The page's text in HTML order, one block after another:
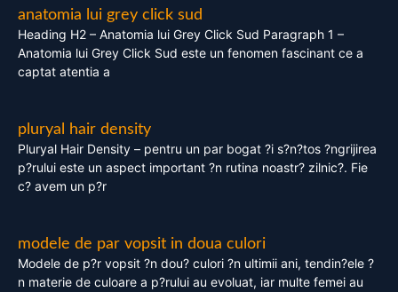
anatomia lui grey click sud
Heading H2 – Anatomia lui Grey Click Sud Paragraph 1 –
Anatomia lui Grey Click Sud este un fenomen fascinant ce a
captat atentia a
pluryal hair density
Pluryal Hair Density – pentru un par bogat ?i s?n?tos ?ngrijirea
p?rului este un aspect important ?n rutina noastr? zilnic?. Fie
c? avem un p?r
modele de par vopsit in doua culori
Modele de p?r vopsit ?n dou? culori ?n ultimii ani, tendin?ele ?
n materie de culoare a p?rului au evoluat, iar multe femei au